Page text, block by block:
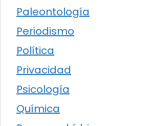
Paleontología
Periodismo
Política
Privacidad
Psicología
Química